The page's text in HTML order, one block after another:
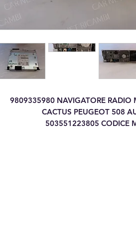
9809335980 NAVIGATORE RADIO
CACTUS PEUGEOT 508
503551223805 CODICE